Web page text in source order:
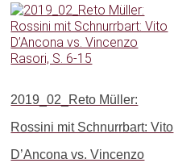
2019_02_Reto Müller:
Rossini mit Schnurrbart: Vito
D’Ancona vs. Vincenzo